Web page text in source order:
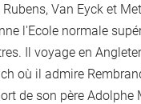
Van Eyck et
l'Ecole normale
Il voyage en
où il admire
de son père Adolphe